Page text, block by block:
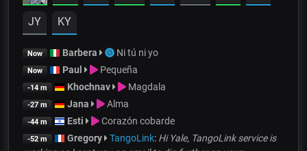
JY KY
Now Barbera Ni tú ni yo
Now Paul Pequeña
-14 m Khochnav Magdala
-27 m Jana Alma
-44 m Esti Corazón cobarde
-52 m Gregory TangoLink: Hi Yale, TangoLink service is